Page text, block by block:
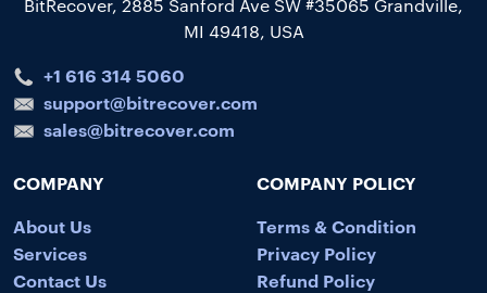
MI 49418, USA
+1 616 314 5060
support@bitrecover.com
sales@bitrecover.com
COMPANY
About Us
Services
Contact Us
COMPANY POLICY
Terms & Condition
Privacy Policy
Refund Policy